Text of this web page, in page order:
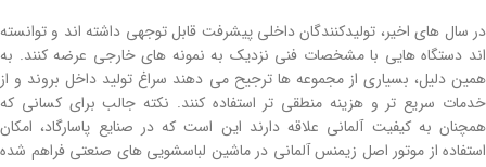
در سال های اخیر، تولیدکنندگان داخلی پیشرفت قابل توجهی داشته اند و توانسته
اند دستگاه هایی با مشخصات فنی نزدیک به نمونه های خارجی عرضه کنند. به
همین دلیل، بسیاری از مجموعه ها ترجیح می دهند سراغ تولید داخل بروند و از
خدمات سریع تر و هزینه منطقی تر استفاده کنند. نکته جالب برای کسانی که
همچنان به کیفیت آلمانی علاقه دارند این است که در صنایع پاسارگاد، امکان
استفاده از موتور اصل زیمنس آلمانی در ماشین لباسشویی های صنعتی فراهم شده